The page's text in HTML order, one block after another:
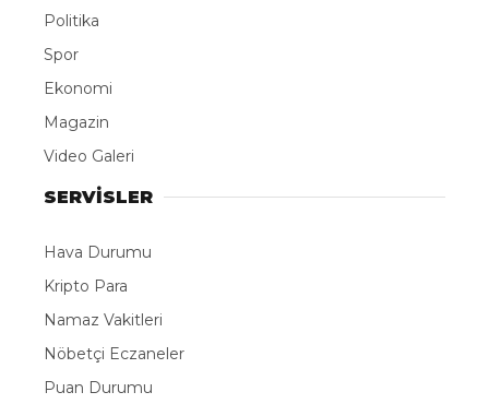
Politika
Spor
Ekonomi
Magazin
Video Galeri
SERVİSLER
Hava Durumu
Kripto Para
Namaz Vakitleri
Nöbetçi Eczaneler
Puan Durumu